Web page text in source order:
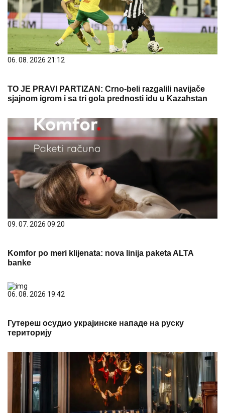
06. 08. 2026 21:12
TO JE PRAVI PARTIZAN: Crno-beli razgalili navijače
sjajnom igrom i sa tri gola prednosti idu u Kazahstan
09. 07. 2026 09:20
Komfor po meri klijenata: nova linija paketa ALTA
banke
06. 08. 2026 19:42
Гутереш осудио украјинске нападе на руску
територију